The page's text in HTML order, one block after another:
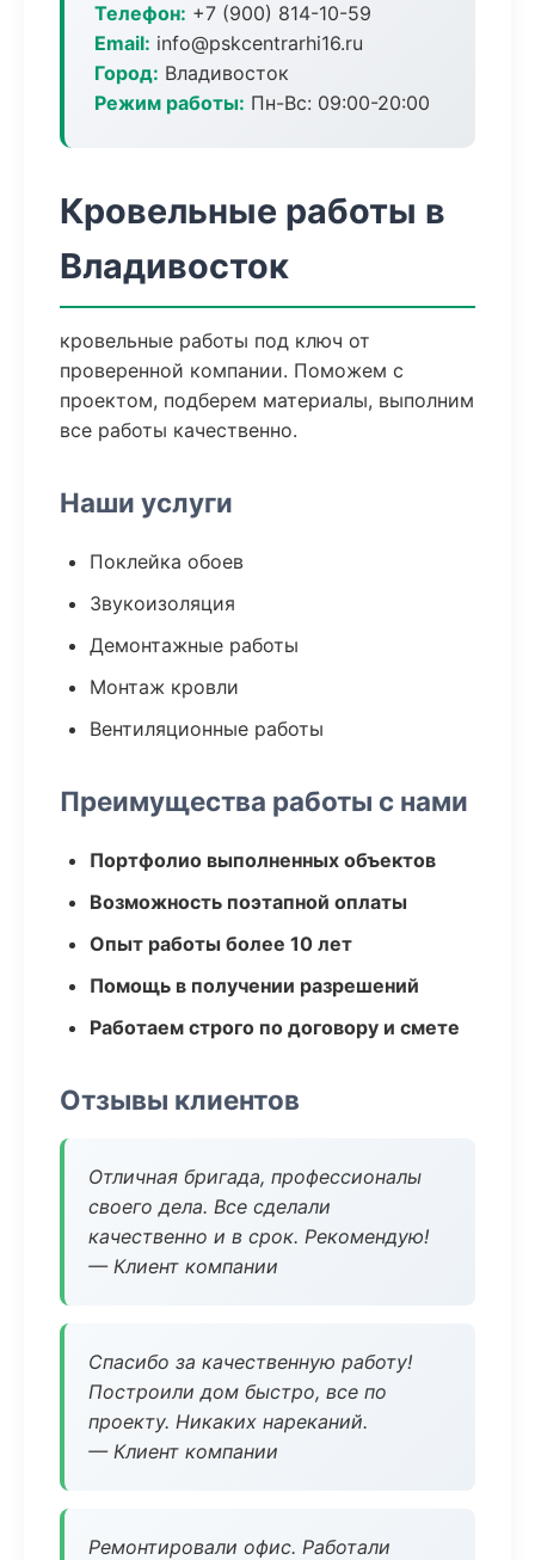
Телефон: +7 (900) 814-10-59
Email: info@pskcentrarhi16.ru
Город: Владивосток
Режим работы: Пн-Вс: 09:00-20:00
Кровельные работы в
Владивосток
кровельные работы под ключ от
проверенной компании. Поможем с
проектом, подберем материалы, выполним
все работы качественно.
Наши услуги
Поклейка обоев
Звукоизоляция
Демонтажные работы
Монтаж кровли
Вентиляционные работы
Преимущества работы с нами
Портфолио выполненных объектов
Возможность поэтапной оплаты
Опыт работы более 10 лет
Помощь в получении разрешений
Работаем строго по договору и смете
Отзывы клиентов
Отличная бригада, профессионалы
своего дела. Все сделали
качественно и в срок. Рекомендую!
— Клиент компании
Спасибо за качественную работу!
Построили дом быстро, все по
проекту. Никаких нареканий.
— Клиент компании
Ремонтировали офис. Работали